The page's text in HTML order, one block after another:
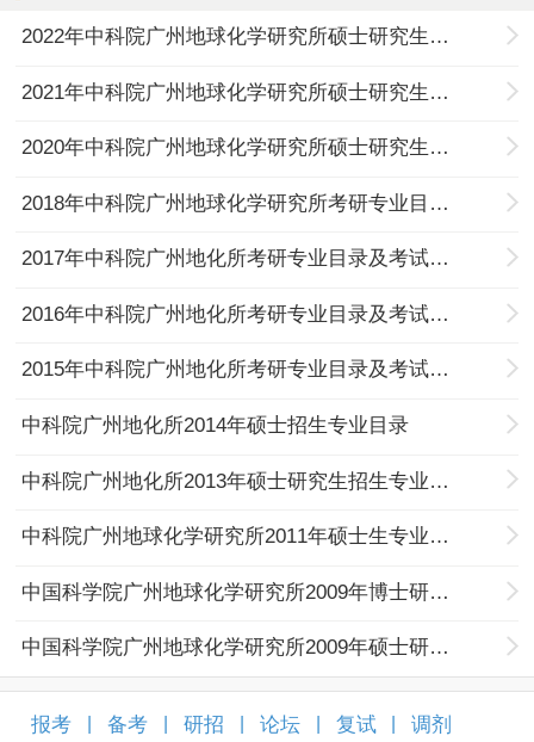
2022年中科院广州地球化学研究所硕士研究生招生专业目录
2021年中科院广州地球化学研究所硕士研究生招生专业目录
2020年中科院广州地球化学研究所硕士研究生招生专业目录
2018年中科院广州地球化学研究所考研专业目录及考试科目
2017年中科院广州地化所考研专业目录及考试科目
2016年中科院广州地化所考研专业目录及考试科目
2015年中科院广州地化所考研专业目录及考试科目
中科院广州地化所2014年硕士招生专业目录
中科院广州地化所2013年硕士研究生招生专业目录
中科院广州地球化学研究所2011年硕士生专业目录
中国科学院广州地球化学研究所2009年博士研究生招生专业目录
中国科学院广州地球化学研究所2009年硕士研究生招生专业目录
报考 备考 研招 论坛 复试 调剂